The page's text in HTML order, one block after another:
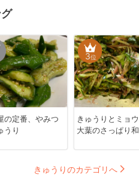
の定番、やみつ
うり
3位
きゅうりとミョ
大葉のさっぱり
きゅうりのカテゴリへ